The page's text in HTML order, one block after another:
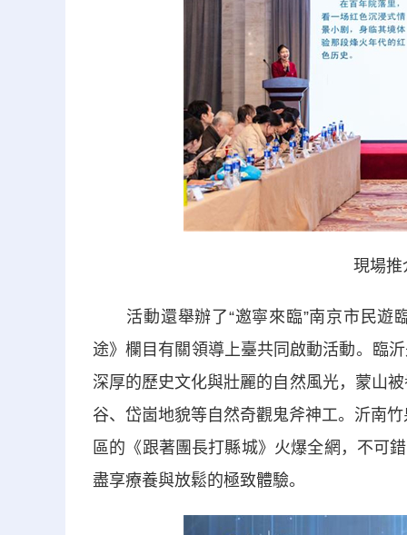
現場推
活動還舉辦了“邀寧來臨”南京市民遊
途》欄目有關領導上臺共同啟動活動。臨
深厚的歷史文化與壯麗的自然風光，蒙山
谷、岱崮地貌等自然奇觀鬼斧神工。沂南
區的《跟著團長打縣城》火爆全網，不可
盡享療養與放鬆的極致體驗。